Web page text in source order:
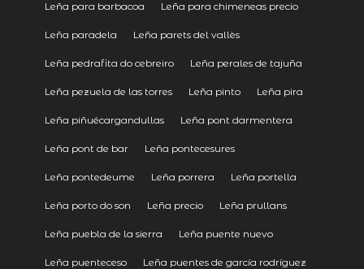
Leña para barbacoa Leña para chimeneas precio
Leña paradela Leña parets del vallès
Leña pedrafita do cebreiro Leña perales de tajuña
Leña pezuela de las torres Leña pinto Leña pira
Leña piñuécargandullas Leña pont darmentera
Leña pont de bar Leña pontecesures
Leña pontedeume Leña porrera Leña portella
Leña porto do son Leña precio Leña prullans
Leña puebla de la sierra Leña puente nuevo
Leña puenteceso Leña puentes de garcía rodríguez